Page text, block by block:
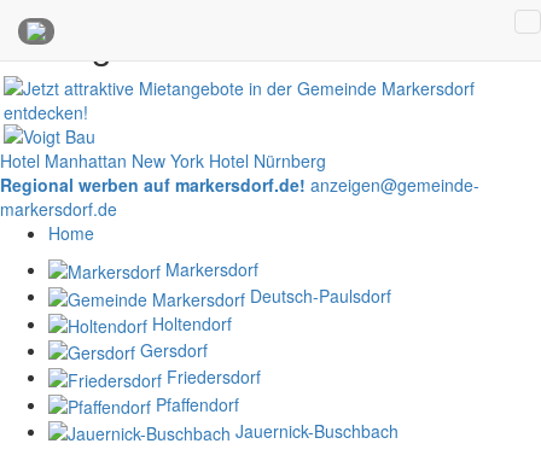
Anzeigen
Hotel Manhattan New York Hotel Nürnberg
Regional werben auf markersdorf.de! anzeigen@gemeinde-
markersdorf.de
Home
Markersdorf
Deutsch-Paulsdorf
Holtendorf
Gersdorf
Friedersdorf
Pfaffendorf
Jauernick-Buschbach